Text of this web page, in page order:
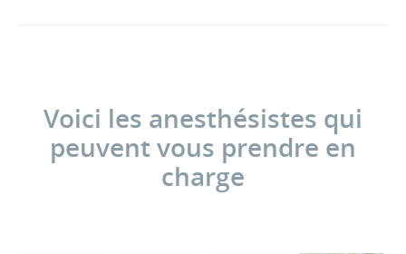
Voici les anesthésistes qui
peuvent vous prendre en
charge